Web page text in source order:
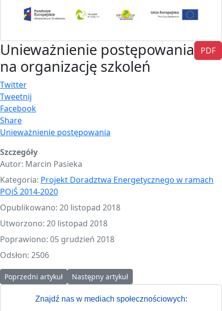
PDF
Unieważnienie postępowania
na organizację szkoleń
Twitter
Tweetnij
Facebook
Share
Unieważnienie postępowania
Szczegóły
Autor: Marcin Pasieka
Kategoria: Projekt Doradztwa Energetycznego w ramach
POiŚ 2014-2020
Opublikowano: 20 listopad 2018
Utworzono: 20 listopad 2018
Poprawiono: 05 grudzień 2018
Odsłon: 2506
Poprzedni artykuł: Szkolenie dla pracowników JST z PP Czyste
Poprzedni artykuł Następny artykuł: Przetarg nieograniczony
Następny artykuł
Znajdź nas w mediach społecznościowych: